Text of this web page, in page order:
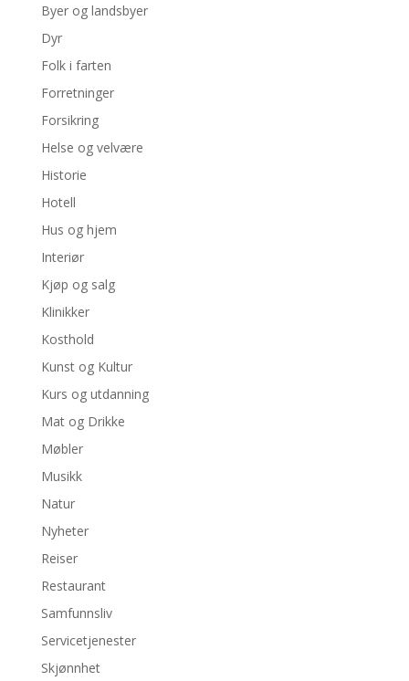
Byer og landsbyer
Dyr
Folk i farten
Forretninger
Forsikring
Helse og velvære
Historie
Hotell
Hus og hjem
Interiør
Kjøp og salg
Klinikker
Kosthold
Kunst og Kultur
Kurs og utdanning
Mat og Drikke
Møbler
Musikk
Natur
Nyheter
Reiser
Restaurant
Samfunnsliv
Servicetjenester
Skjønnhet